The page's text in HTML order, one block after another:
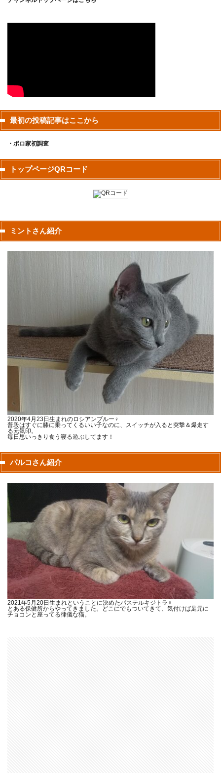
最初の投稿記事はここから
・ボロ家初調査
トップページQRコード
ミントさん紹介
2020年4月23日生まれのロシアンブルー♀
普段はすぐに膝に乗ってくるいい子なのに、スイッチが入ると突撃＆爆走す
る元気印。
毎日思いっきり食う寝る遊ぶしてます！
パルコさん紹介
2021年5月20日生まれということに決めたパステルキジトラ♀
とある保健所からやってきました。どこにでもついてきて、気付けば足元に
チョコンと座ってる律儀な猫。